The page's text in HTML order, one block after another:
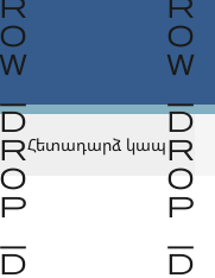
Հետադարձ կապ